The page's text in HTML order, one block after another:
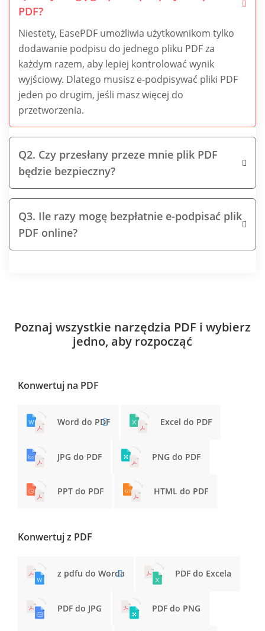
PDF?
Niestety, EasePDF umożliwia użytkownikom tylko
dodawanie podpisu do jednego pliku PDF za
każdym razem, aby lepiej kontrolować wynik
wyjściowy. Dlatego musisz e-podpisywać pliki PDF
jeden po drugim, jeśli masz więcej do
przetworzenia.
Q2. Czy przesłany przeze mnie plik PDF
będzie bezpieczny?
Q3. Ile razy mogę bezpłatnie e-podpisać plik
PDF online?
Poznaj wszystkie narzędzia PDF i wybierz
jedno, aby rozpocząć
Konwertuj na PDF
Word do PDF Excel do PDF
JPG do PDF PNG do PDF
PPT do PDF HTML do PDF
Konwertuj z PDF
z pdfu do Worda PDF do Excela
PDF do JPG PDF do PNG